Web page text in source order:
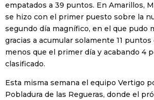
empatados a 39 puntos. En Amarillos,
se hizo con el primer puesto sobre la
segundo día magnífico, en el que pudo
gracias a acumular solamente 11 puntos
menos que el primer día y acabando 4
clasificado.
Esta misma semana el equipo Vertigo
Pobladura de las Regueras, donde el